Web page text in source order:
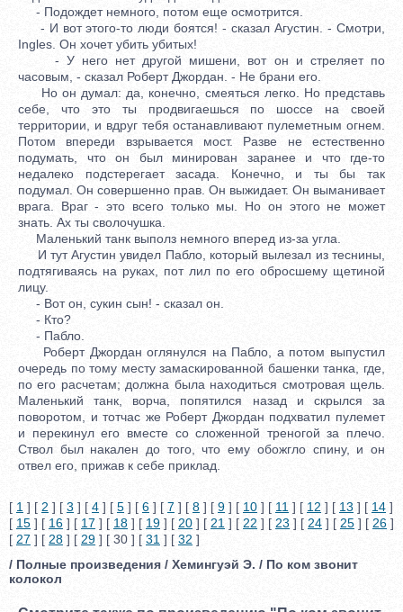
- Подождет немного, потом еще осмотрится.
- И вот этого-то люди боятся! - сказал Агустин. - Смотри,
Ingles. Он хочет убить убитых!
- У него нет другой мишени, вот он и стреляет по
часовым, - сказал Роберт Джордан. - Не брани его.
Но он думал: да, конечно, смеяться легко. Но представь
себе, что это ты продвигаешься по шоссе на своей
территории, и вдруг тебя останавливают пулеметным огнем.
Потом впереди взрывается мост. Разве не естественно
подумать, что он был минирован заранее и что где-то
недалеко подстерегает засада. Конечно, и ты бы так
подумал. Он совершенно прав. Он выжидает. Он выманивает
врага. Враг - это всего только мы. Но он этого не может
знать. Ах ты сволочушка.
Маленький танк выполз немного вперед из-за угла.
И тут Агустин увидел Пабло, который вылезал из теснины,
подтягиваясь на руках, пот лил по его обросшему щетиной
лицу.
- Вот он, сукин сын! - сказал он.
- Кто?
- Пабло.
Роберт Джордан оглянулся на Пабло, а потом выпустил
очередь по тому месту замаскированной башенки танка, где,
по его расчетам; должна была находиться смотровая щель.
Маленький танк, ворча, попятился назад и скрылся за
поворотом, и тотчас же Роберт Джордан подхватил пулемет
и перекинул его вместе со сложенной треногой за плечо.
Ствол был накален до того, что ему обожгло спину, и он
отвел его, прижав к себе приклад.
[ 1 ] [ 2 ] [ 3 ] [ 4 ] [ 5 ] [ 6 ] [ 7 ] [ 8 ] [ 9 ] [ 10 ] [ 11 ] [ 12 ] [ 13 ] [ 14 ]
[ 15 ] [ 16 ] [ 17 ] [ 18 ] [ 19 ] [ 20 ] [ 21 ] [ 22 ] [ 23 ] [ 24 ] [ 25 ] [ 26 ]
[ 27 ] [ 28 ] [ 29 ] [ 30 ] [ 31 ] [ 32 ]
/ Полные произведения / Хемингуэй Э. / По ком звонит
колокол